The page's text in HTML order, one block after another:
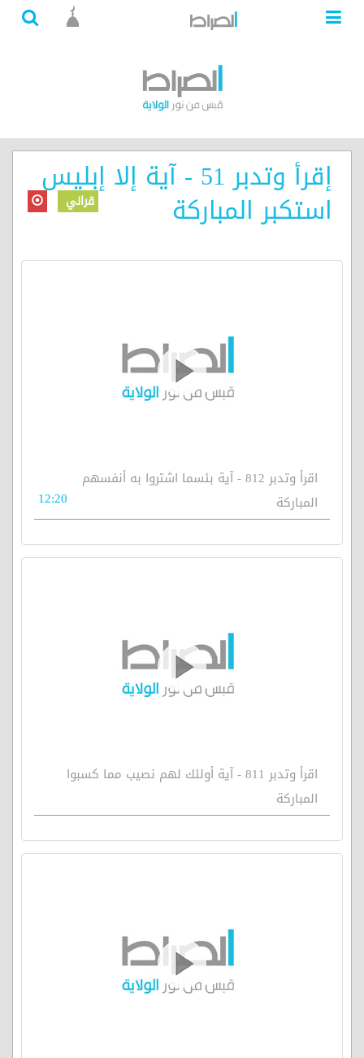
إقرأ وتدبر 51 - آية إلا إبليس
استكبر المباركة قراني
اقرأ وتدبر 812 - آية بئسما اشتروا به أنفسهم
المباركة
12:20
اقرأ وتدبر 811 - آية أولئك لهم نصيب مما كسبوا
المباركة